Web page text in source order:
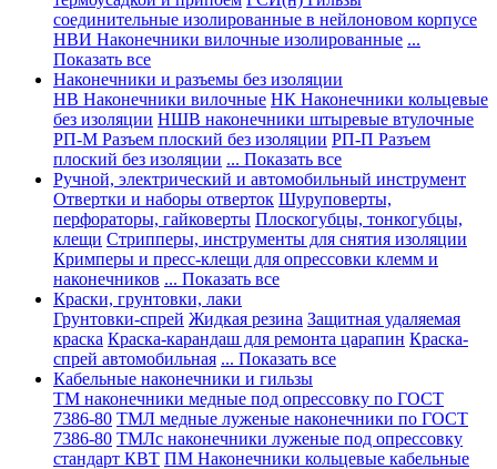
соединительные изолированные в нейлоновом корпусе
НВИ Наконечники вилочные изолированные ...
Показать все
Наконечники и разъемы без изоляции
НВ Наконечники вилочные НК Наконечники кольцевые
без изоляции НШВ наконечники штыревые втулочные
РП-М Разъем плоский без изоляции РП-П Разъем
плоский без изоляции ... Показать все
Ручной, электрический и автомобильный инструмент
Отвертки и наборы отверток Шуруповерты,
перфораторы, гайковерты Плоскогубцы, тонкогубцы,
клещи Стрипперы, инструменты для снятия изоляции
Кримперы и пресс-клещи для опрессовки клемм и
наконечников ... Показать все
Краски, грунтовки, лаки
Грунтовки-спрей Жидкая резина Защитная удаляемая
краска Краска-карандаш для ремонта царапин Краска-
спрей автомобильная ... Показать все
Кабельные наконечники и гильзы
ТМ наконечники медные под опрессовку по ГОСТ
7386-80 ТМЛ медные луженые наконечники по ГОСТ
7386-80 ТМЛс наконечники луженые под опрессовку
стандарт КВТ ПМ Наконечники кольцевые кабельные